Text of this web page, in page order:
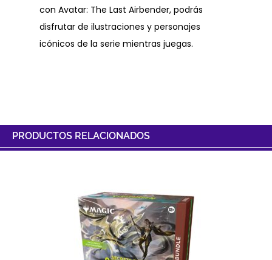
con Avatar: The Last Airbender, podrás
disfrutar de ilustraciones y personajes
icónicos de la serie mientras juegas.
PRODUCTOS RELACIONADOS